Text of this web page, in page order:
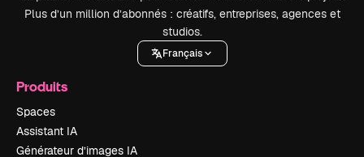
Plus d’un million d’abonnés : créatifs, entreprises, agences et
studios.
Français
Produits
Spaces
Assistant IA
Générateur d’images IA